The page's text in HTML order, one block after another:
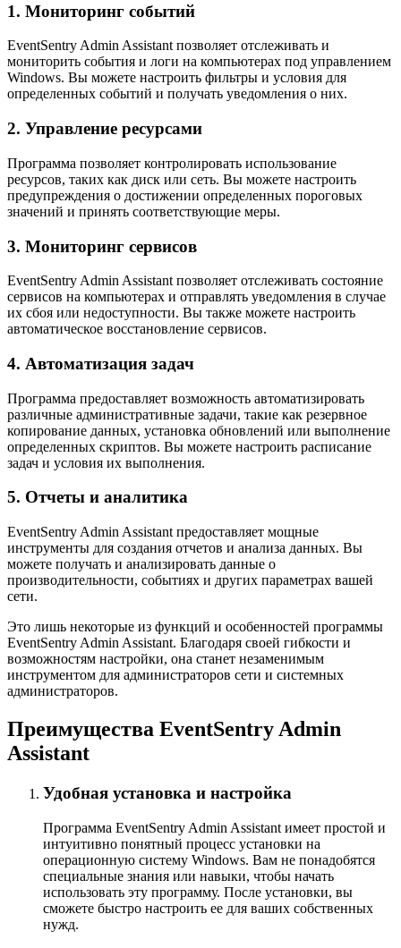
1. Мониторинг событий
EventSentry Admin Assistant позволяет отслеживать и
мониторить события и логи на компьютерах под управлением
Windows. Вы можете настроить фильтры и условия для
определенных событий и получать уведомления о них.
2. Управление ресурсами
Программа позволяет контролировать использование
ресурсов, таких как диск или сеть. Вы можете настроить
предупреждения о достижении определенных пороговых
значений и принять соответствующие меры.
3. Мониторинг сервисов
EventSentry Admin Assistant позволяет отслеживать состояние
сервисов на компьютерах и отправлять уведомления в случае
их сбоя или недоступности. Вы также можете настроить
автоматическое восстановление сервисов.
4. Автоматизация задач
Программа предоставляет возможность автоматизировать
различные административные задачи, такие как резервное
копирование данных, установка обновлений или выполнение
определенных скриптов. Вы можете настроить расписание
задач и условия их выполнения.
5. Отчеты и аналитика
EventSentry Admin Assistant предоставляет мощные
инструменты для создания отчетов и анализа данных. Вы
можете получать и анализировать данные о
производительности, событиях и других параметрах вашей
сети.
Это лишь некоторые из функций и особенностей программы
EventSentry Admin Assistant. Благодаря своей гибкости и
возможностям настройки, она станет незаменимым
инструментом для администраторов сети и системных
администраторов.
Преимущества EventSentry Admin
Assistant
Удобная установка и настройка
Программа EventSentry Admin Assistant имеет простой и
интуитивно понятный процесс установки на
операционную систему Windows. Вам не понадобятся
специальные знания или навыки, чтобы начать
использовать эту программу. После установки, вы
сможете быстро настроить ее для ваших собственных
нужд.